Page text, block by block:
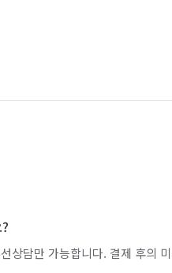
상담만 가능합니다. 결제 후의